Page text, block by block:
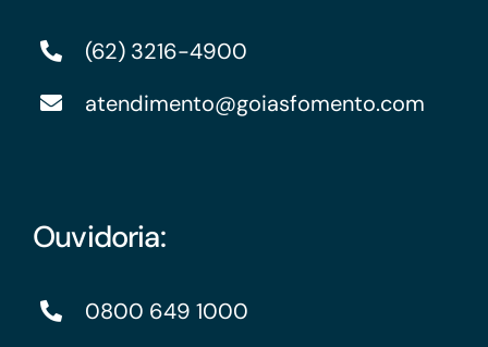
(62) 3216-4900
atendimento@goiasfomento.com
Ouvidoria:
0800 649 1000